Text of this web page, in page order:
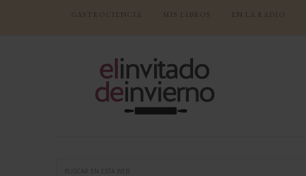
GASTROCIENCIA MIS LIBROS EN LA RADIO